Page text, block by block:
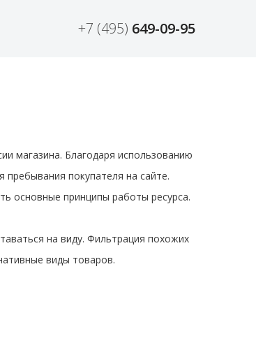
+7 (495) 649-09-95
магазина. Благодаря использованию
покупателя на сайте.
основные принципы работы ресурса.
на виду. Фильтрация похожих
виды товаров.